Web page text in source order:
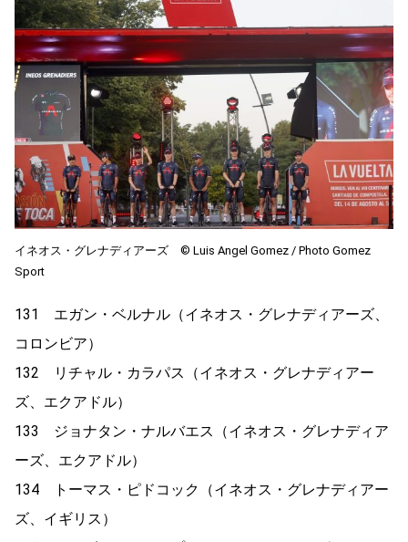
イネオス・グレナディアーズ ©︎ Luis Angel Gomez / Photo Gomez
Sport
131 エガン・ベルナル（イネオス・グレナディアーズ、
コロンビア）
132 リチャル・カラパス（イネオス・グレナディアー
ズ、エクアドル）
133 ジョナタン・ナルバエス（イネオス・グレナディア
ーズ、エクアドル）
134 トーマス・ピドコック（イネオス・グレナディアー
ズ、イギリス）